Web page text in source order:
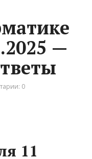
—
0
11